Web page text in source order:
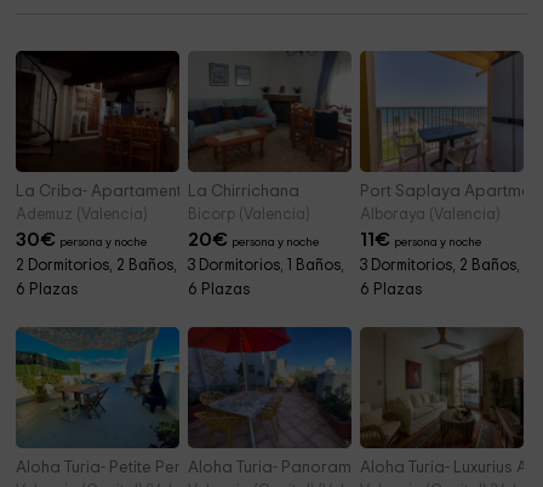
La Criba- Apartamento El Nogal
Ademuz (Valencia)
30€ persona y noche
2 Dormitorios, 2 Baños,
6 Plazas
La Chirrichana
Bicorp (Valencia)
20€ persona y noche
3 Dormitorios, 1 Baños,
6 Plazas
Port Saplaya
Alboraya (Valencia)
11€ persona y noche
3 Dormitorios, 2 Baños,
6 Plazas
Aloha Turia- Petite PenthouseAloha Turia- Panoramic Apartment
Aloha Turia- Luxurius